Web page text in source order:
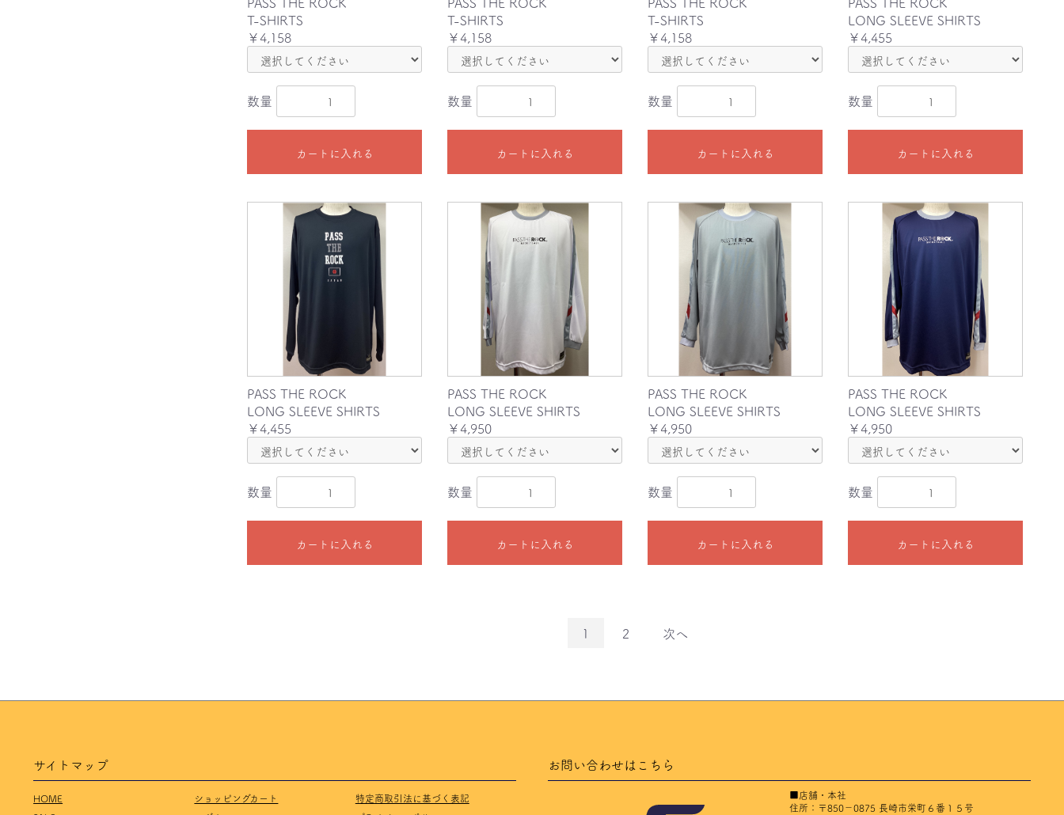
T-SHIRTS
￥4,158
数量
カートに入れる
T-SHIRTS
￥4,158
数量
カートに入れる
T-SHIRTS
￥4,158
数量
カートに入れる
LONG SLEEVE SHIRTS
￥4,455
数量
カートに入れる
PASS THE ROCK
LONG SLEEVE SHIRTS
￥4,455
数量
カートに入れる
PASS THE ROCK
LONG SLEEVE SHIRTS
￥4,950
数量
カートに入れる
PASS THE ROCK
LONG SLEEVE SHIRTS
￥4,950
数量
カートに入れる
PASS THE ROCK
LONG SLEEVE SHIRTS
￥4,950
数量
カートに入れる
1 2 次へ
サイトマップ
HOME
ショッピングカート
特定商取引法に基づく表記
お問い合わせはこちら
■店舗・本社
住所：〒850－0875 長崎市栄町６番１５号